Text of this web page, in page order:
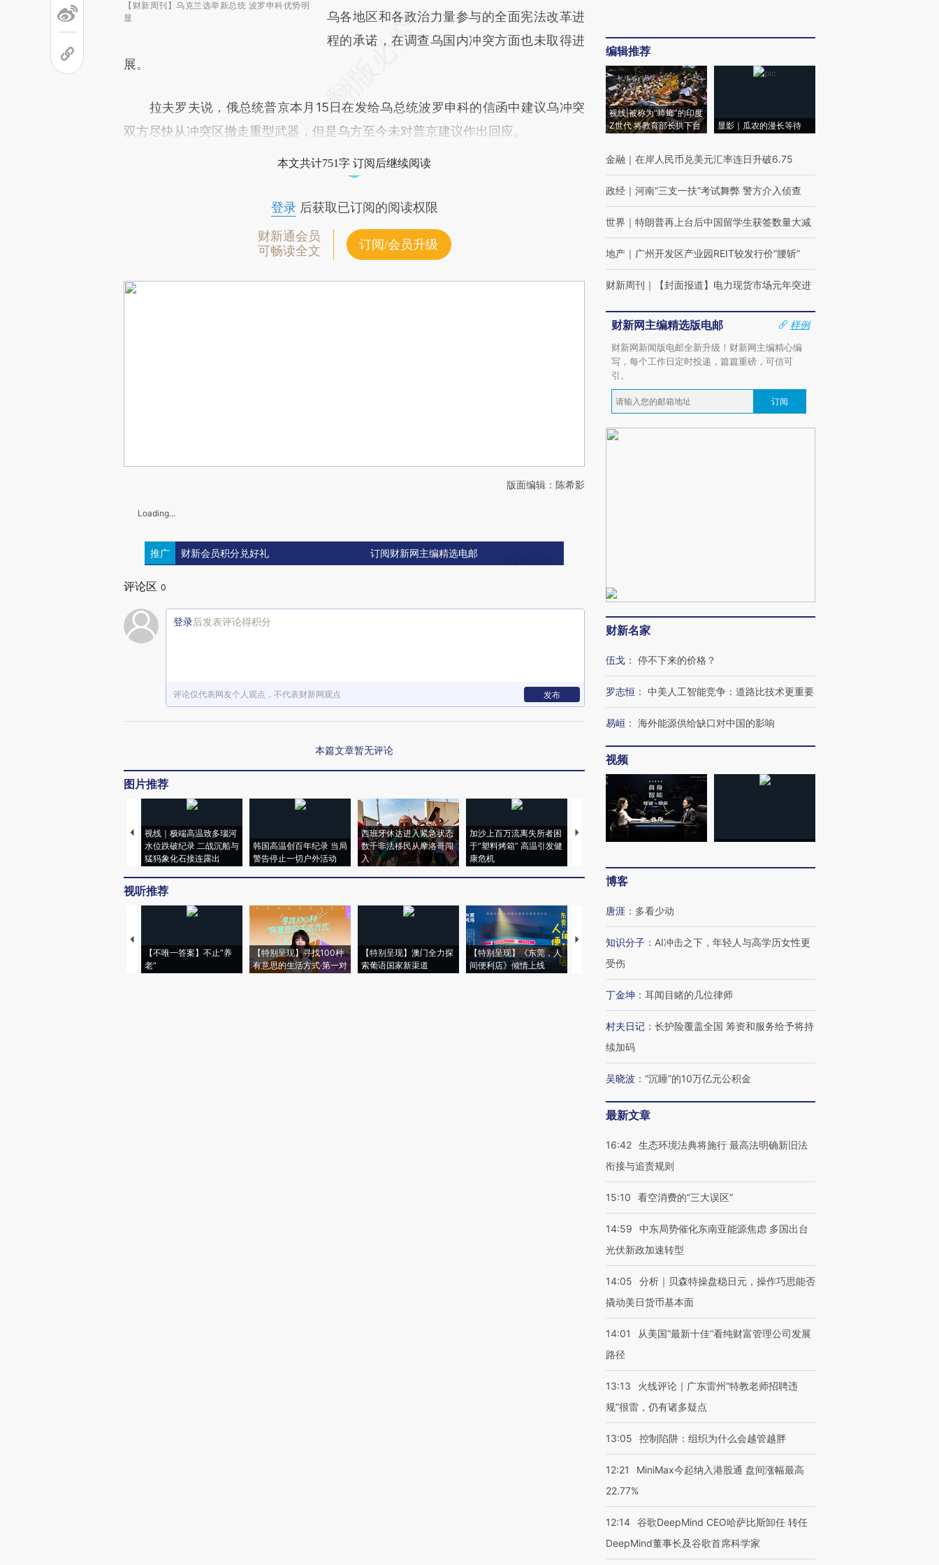
【财新周刊】乌克兰选举新总统 波罗申科优势明
显
乌各地区和各政治力量参与的全面宪法改革进
程的承诺，在调查乌国内冲突方面也未取得进
展。
拉夫罗夫说，俄总统普京本月15日在发给乌总统波罗申科的信函中建议乌冲突
双方尽快从冲突区撤走重型武器，但是乌方至今未对普京建议作出回应。
本文共计751字 订阅后继续阅读
登录后获取已订阅的阅读权限
财新通会员
可畅读全文
订阅/会员升级
版面编辑：陈希影
Loading...
推广 财新会员积分兑好礼 订阅财新网主编精选电邮
评论区 0
登录后发表评论得积分
评论仅代表网友个人观点，不代表财新网观点 发布
本篇文章暂无评论
图片推荐
视线｜极端高温致多瑙河
水位跌破纪录 二战沉船与
猛犸象化石接连露出
韩国高温创百年纪录 当局
警告停止一切户外活动
西班牙休达进入紧急状态
数千非法移民从摩洛哥闯
入
加沙上百万流离失所者困
于“塑料烤箱” 高温引发健
康危机
马航飞行员跨国走私7万
视线｜HYROX的吸金
视听推荐
【不唯一答案】不止“养
老”
【特别呈现】寻找100种
有意思的生活方式·第一对
【特别呈现】澳门全力探
索葡语国家新渠道
【特别呈现】《东莞，人
间便利店》倾情上线
【推广】走进第四届链博
【商旅对话】华住集团
编辑推荐
视线|被称为“蟑螂”的印度
Z世代 将教育部长拱下台
显影｜瓜农的漫长等待
金融 ｜ 在岸人民币兑美元汇率连日升破6.75
政经 ｜ 河南“三支一扶”考试舞弊 警方介入侦查
世界 ｜ 特朗普再上台后中国留学生获签数量大减
地产 ｜ 广州开发区产业园REIT较发行价“腰斩”
财新周刊 ｜ 【封面报道】电力现货市场元年突进
财新网主编精选版电邮
样例
财新网新闻版电邮全新升级！财新网主编精心编
写，每个工作日定时投递，篇篇重磅，可信可
引。
订阅
财新名家
伍戈 ： 停不下来的价格？
罗志恒 ： 中美人工智能竞争：道路比技术更重要
易峘 ： 海外能源供给缺口对中国的影响
视频
博客
唐涯 ： 多看少动
知识分子 ： AI冲击之下，年轻人与高学历女性更
受伤
丁金坤 ： 耳闻目睹的几位律师
村夫日记 ： 长护险覆盖全国 筹资和服务给予将持
续加码
吴晓波 ： “沉睡”的10万亿元公积金
最新文章
16:42 生态环境法典将施行 最高法明确新旧法
衔接与追责规则
15:10 看空消费的“三大误区”
14:59
中东局势催化东南亚能源焦虑 多国出台
光伏新政加速转型
14:05
分析｜贝森特操盘稳日元，操作巧思能否
撬动美日货币基本面
14:01
从美国“最新十佳”看纯财富管理公司发展
路径
13:13
火线评论｜广东雷州“特教老师招聘违
规”很雷，仍有诸多疑点
13:05 控制陷阱：组织为什么会越管越胖
12:21
MiniMax今起纳入港股通 盘间涨幅最高
22.77%
12:14 谷歌DeepMind CEO哈萨比斯卸任 转任
DeepMind董事长及谷歌首席科学家